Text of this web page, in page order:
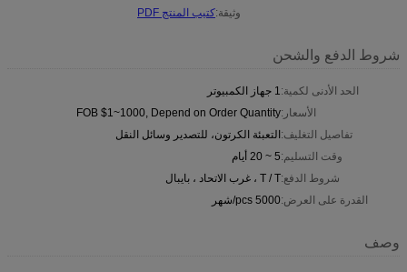
وثيقة:كتيب المنتج PDF
شروط الدفع والشحن
الحد الأدنى لكمية:1 جهاز الكمبيوتر
الأسعار:FOB $1~1000, Depend on Order Quantity
تفاصيل التغليف:التعبئة الكرتون، للتصدير وسائل النقل
وقت التسليم:5 ~ 20 أيام
شروط الدفع:T / T ، غرب الاتحاد ، بايبال
القدرة على العرض:5000 pcs/شهر
وصف